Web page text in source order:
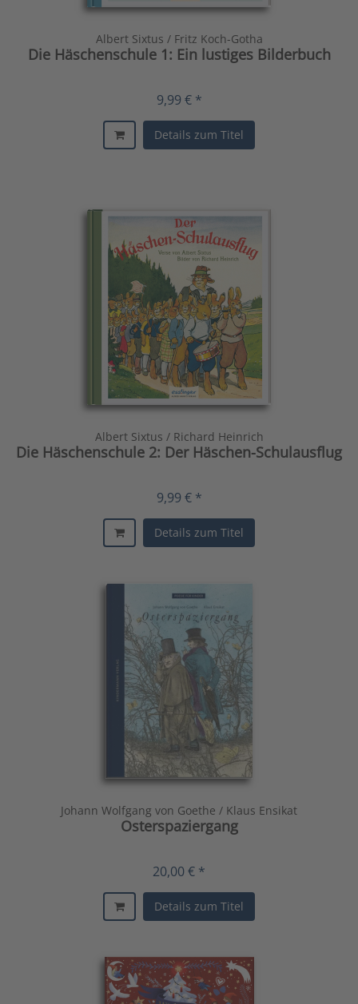
Albert Sixtus / Fritz Koch-Gotha
Die Häschenschule 1: Ein lustiges Bilderbuch
9,99 € *
Details zum Titel
Albert Sixtus / Richard Heinrich
Die Häschenschule 2: Der Häschen-Schulausflug
9,99 € *
Details zum Titel
Johann Wolfgang von Goethe / Klaus Ensikat
Osterspaziergang
20,00 € *
Details zum Titel